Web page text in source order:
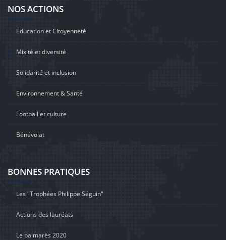
NOS ACTIONS
Education et Citoyenneté
Mixité et diversité
Solidarité et inclusion
Environnement & Santé
Football et culture
Bénévolat
BONNES PRATIQUES
Les "Trophées Philippe Séguin"
Actions des lauréats
Le palmarès 2020